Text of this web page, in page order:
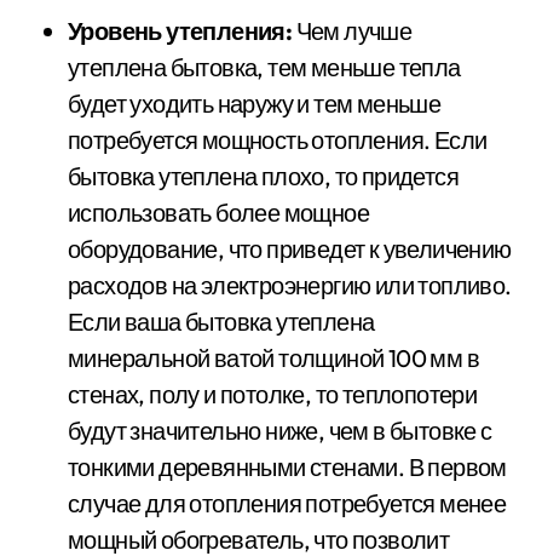
Уровень утепления: Чем лучше
утеплена бытовка, тем меньше тепла
будет уходить наружу и тем меньше
потребуется мощность отопления. Если
бытовка утеплена плохо, то придется
использовать более мощное
оборудование, что приведет к увеличению
расходов на электроэнергию или топливо.
Если ваша бытовка утеплена
минеральной ватой толщиной 100 мм в
стенах, полу и потолке, то теплопотери
будут значительно ниже, чем в бытовке с
тонкими деревянными стенами. В первом
случае для отопления потребуется менее
мощный обогреватель, что позволит